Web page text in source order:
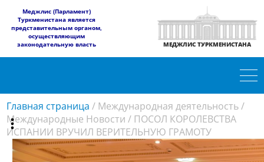
​Меджлис (Парламент)
Туркменистана является
представительным органом,
осуществляющим
законодательную власть
МЕДЖЛИС ТУРКМЕНИСТАНА
Главная страница / Международная деятельность/
Международные Новости / ПОСОЛ КОРОЛЕВСТВА
ИСПАНИИ ВРУЧИЛ ВЕРИТЕЛЬНУЮ ГРАМОТУ